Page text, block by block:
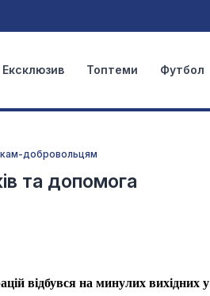
Ексклюзив Топтеми Футбол
добровольцям
та допомога
відбувся на минулих вихідних у